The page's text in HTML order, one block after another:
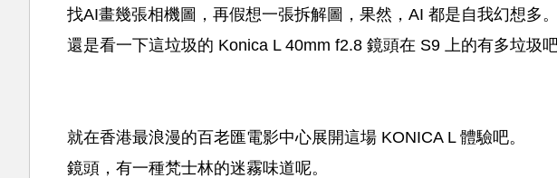
找AI畫幾張相機圖，再假想一張拆解圖，果然，AI 都是自我幻想多。
還是看一下這垃圾的 Konica L 40mm f2.8 鏡頭在 S9 上的有多垃圾吧
就在香港最浪漫的百老匯電影中心展開這場 KONICA L 體驗吧。
鏡頭，有一種梵士林的迷霧味道呢。